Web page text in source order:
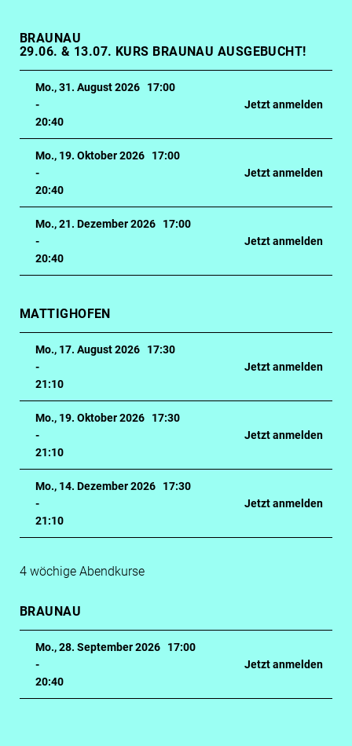
BRAUNAU
29.06. & 13.07. KURS BRAUNAU AUSGEBUCHT!
Jetzt anmelden
Mo., 31. August 2026 17:00
-
20:40
Jetzt anmelden
Mo., 19. Oktober 2026 17:00
-
20:40
Jetzt anmelden
Mo., 21. Dezember 2026 17:00
-
20:40
MATTIGHOFEN
Jetzt anmelden
Mo., 17. August 2026 17:30
-
21:10
Jetzt anmelden
Mo., 19. Oktober 2026 17:30
-
21:10
Jetzt anmelden
Mo., 14. Dezember 2026 17:30
-
21:10
4 wöchige Abendkurse
BRAUNAU
Jetzt anmelden
Mo., 28. September 2026 17:00
-
20:40